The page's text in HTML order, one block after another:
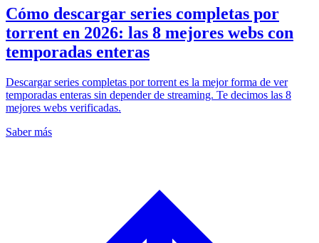
Cómo descargar series completas por
torrent en 2026: las 8 mejores webs con
temporadas enteras
Descargar series completas por torrent es la mejor forma de ver
temporadas enteras sin depender de streaming. Te decimos las 8
mejores webs verificadas.
Saber más